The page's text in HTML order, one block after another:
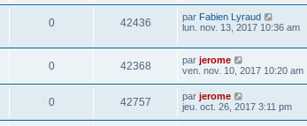
0 42436 par Fabien Lyraud
lun. nov. 13, 2017 10:36 am
0 42368 par jerome
ven. nov. 10, 2017 10:20 am
0 42757 par jerome
jeu. oct. 26, 2017 3:11 pm